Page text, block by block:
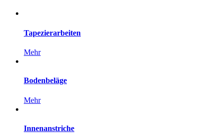
Tapezierarbeiten
Mehr
Bodenbeläge
Mehr
Innenanstriche